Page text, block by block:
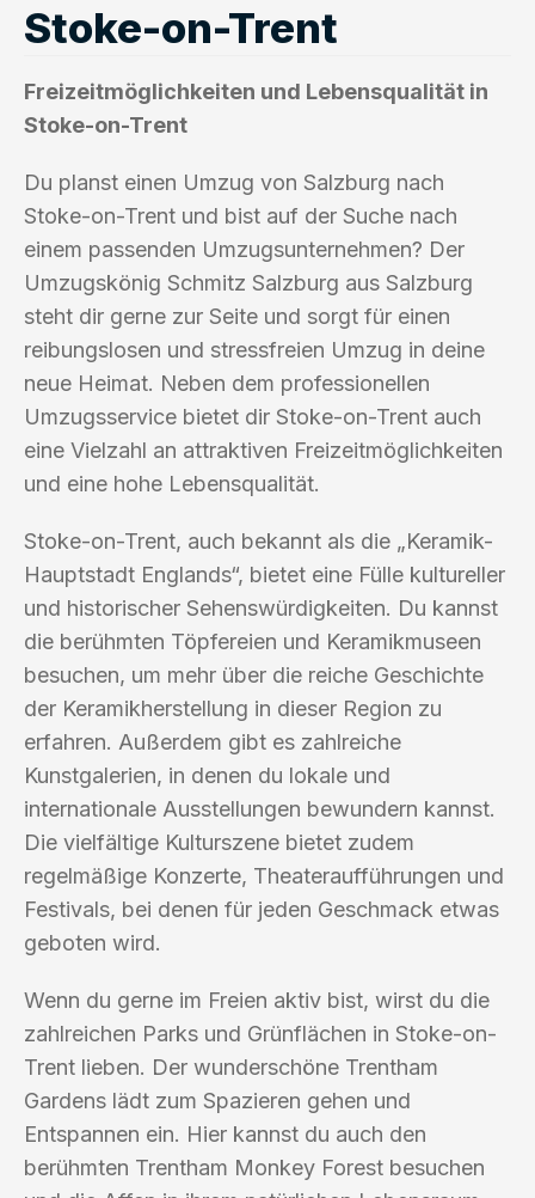
Stoke-on-Trent
Freizeitmöglichkeiten und Lebensqualität in
Stoke-on-Trent
Du planst einen Umzug von Salzburg nach
Stoke-on-Trent und bist auf der Suche nach
einem passenden Umzugsunternehmen? Der
Umzugskönig Schmitz Salzburg aus Salzburg
steht dir gerne zur Seite und sorgt für einen
reibungslosen und stressfreien Umzug in deine
neue Heimat. Neben dem professionellen
Umzugsservice bietet dir Stoke-on-Trent auch
eine Vielzahl an attraktiven Freizeitmöglichkeiten
und eine hohe Lebensqualität.
Stoke-on-Trent, auch bekannt als die „Keramik-
Hauptstadt Englands“, bietet eine Fülle kultureller
und historischer Sehenswürdigkeiten. Du kannst
die berühmten Töpfereien und Keramikmuseen
besuchen, um mehr über die reiche Geschichte
der Keramikherstellung in dieser Region zu
erfahren. Außerdem gibt es zahlreiche
Kunstgalerien, in denen du lokale und
internationale Ausstellungen bewundern kannst.
Die vielfältige Kulturszene bietet zudem
regelmäßige Konzerte, Theateraufführungen und
Festivals, bei denen für jeden Geschmack etwas
geboten wird.
Wenn du gerne im Freien aktiv bist, wirst du die
zahlreichen Parks und Grünflächen in Stoke-on-
Trent lieben. Der wunderschöne Trentham
Gardens lädt zum Spazieren gehen und
Entspannen ein. Hier kannst du auch den
berühmten Trentham Monkey Forest besuchen